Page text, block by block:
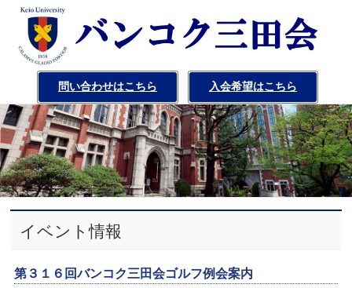
問い合わせはこちら 入会希望はこちら
イベント情報
第３１６回バンコク三田会ゴルフ例会案内